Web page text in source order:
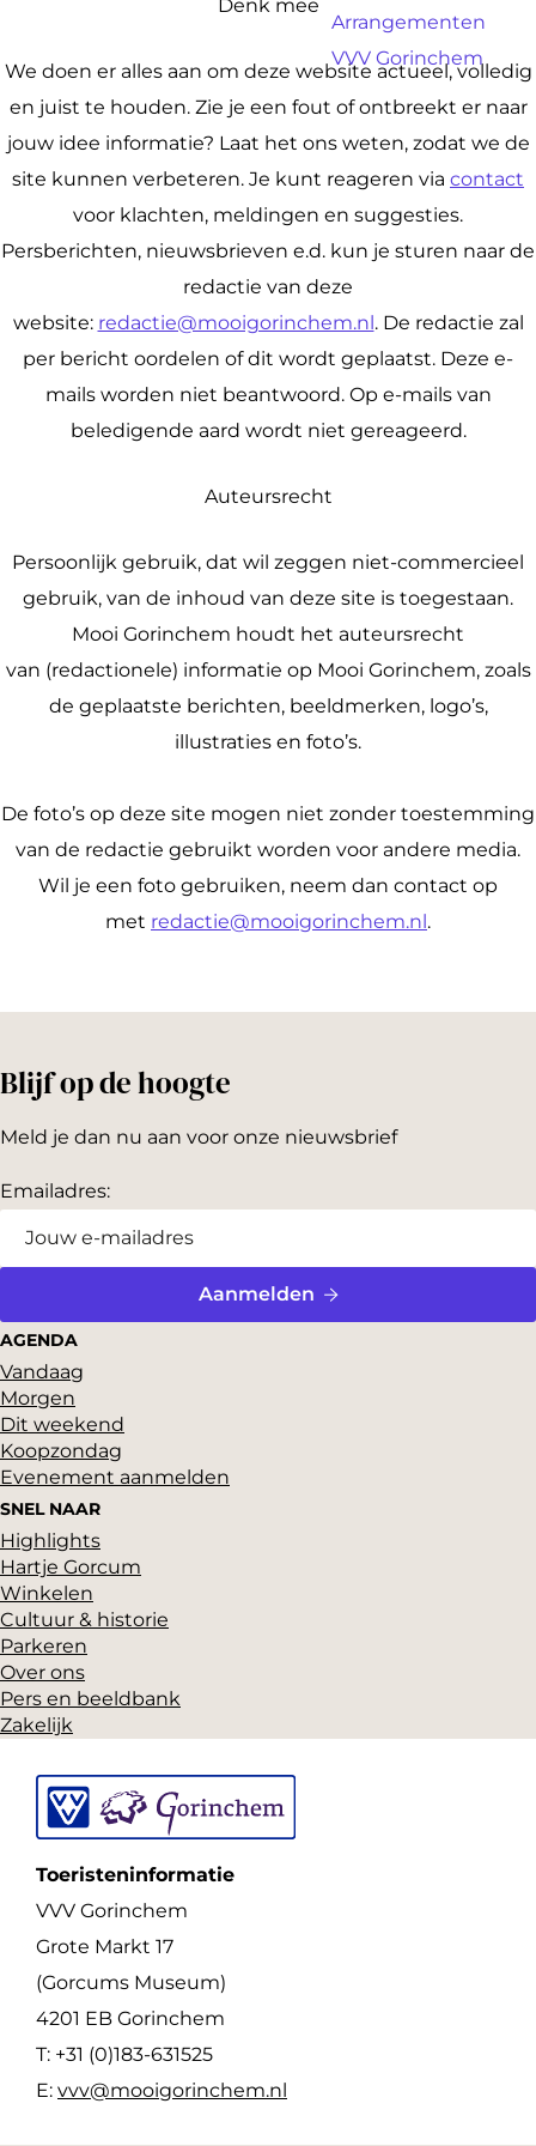
e
Arrangementen
VVV Gorinchem
Denk mee
We doen er alles aan om deze website actueel, volledig
en juist te houden. Zie je een fout of ontbreekt er naar
jouw idee informatie? Laat het ons weten, zodat we de
site kunnen verbeteren. Je kunt reageren via contact
voor klachten, meldingen en suggesties.
Persberichten, nieuwsbrieven e.d. kun je sturen naar de
redactie van deze
website: redactie@mooigorinchem.nl. De redactie zal
per bericht oordelen of dit wordt geplaatst. Deze e-
mails worden niet beantwoord. Op e-mails van
beledigende aard wordt niet gereageerd.
Auteursrecht
Persoonlijk gebruik, dat wil zeggen niet-commercieel
gebruik, van de inhoud van deze site is toegestaan.
Mooi Gorinchem houdt het auteursrecht
van (redactionele) informatie op Mooi Gorinchem, zoals
de geplaatste berichten, beeldmerken, logo’s,
illustraties en foto’s.
De foto’s op deze site mogen niet zonder toestemming
van de redactie gebruikt worden voor andere media.
Wil je een foto gebruiken, neem dan contact op
met redactie@mooigorinchem.nl.
Blijf op de hoogte
Meld je dan nu aan voor onze nieuwsbrief
Emailadres:
Aanmelden
AGENDA
Vandaag
Morgen
Dit weekend
Koopzondag
Evenement aanmelden
SNEL NAAR
Highlights
Hartje Gorcum
Winkelen
Cultuur & historie
Parkeren
Over ons
Pers en beeldbank
Zakelijk
Toeristeninformatie
VVV Gorinchem
Grote Markt 17
(Gorcums Museum)
4201 EB Gorinchem
T: +31 (0)183-631525
E: vvv@mooigorinchem.nl